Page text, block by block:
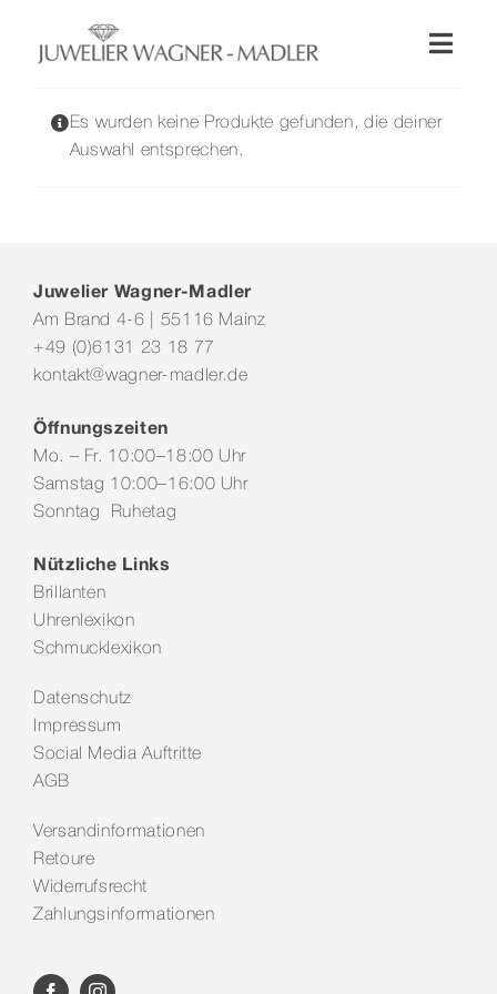
springen
Wellendorff
Service & Leistungen
Es wurden keine Produkte gefunden, die deiner
Auswahl entsprechen.
Juwelier Wagner-Madler
Am Brand 4-6 | 55116 Mainz
+49 (0)6131 23 18 77
kontakt@wagner-madler.de
Öffnungszeiten
Mo. – Fr. 10:00–18:00 Uhr
Samstag 10:00–16:00 Uhr
Sonntag Ruhetag
Nützliche Links
Brillanten
Uhrenlexikon
Schmucklexikon
Datenschutz
Impressum
Social Media Auftritte
AGB
Versandinformationen
Retoure
Widerrufsrecht
Zahlungsinformationen